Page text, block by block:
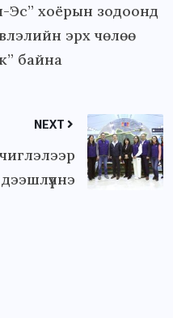
Эс” хоёрын зодоонд
эрх чөлөө
байна
NEXT